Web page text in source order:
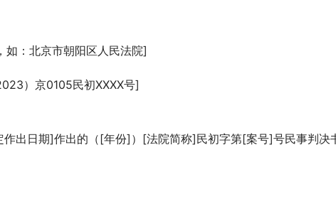
如：北京市朝阳区人民法院]
）京0105民初XXXX号]
出日期]作出的（[年份]）[法院简称]民初字第[案号]号民事判决